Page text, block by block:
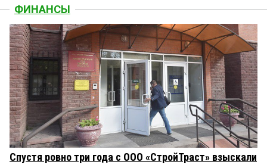
ФИНАНСЫ
Спустя ровно три года с ООО «СтройТраст» взыскали